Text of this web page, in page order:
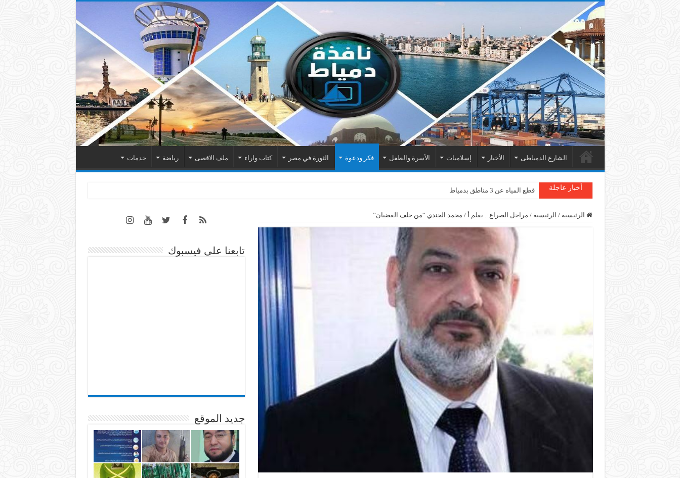
الشارع الدمياطى الأخبار إسلاميات الأسرة والطفل فكر ودعوة الثورة في مصر كتاب واراء ملف الاقصى رياضة خدمات
أخبار عاجلة قطع المياه عن 3 مناطق بدمياط
الرئيسية / الرئيسية / مراحل الصراع .. بقلم أ / محمد الجندي “من خلف القضبان”
تابعنا على فيسبوك
جديد الموقع